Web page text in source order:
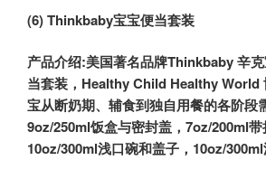
(6) Thinkbaby宝宝便当套装
产品介绍:美国著名品牌Thinkbaby 辛
当套装，Healthy Child Healthy World
宝从断奶期、辅食到独自用餐的各阶段
9oz/250ml饭盒与密封盖，7oz/200ml带
10oz/300ml浅口碗和盖子，10oz/300ml